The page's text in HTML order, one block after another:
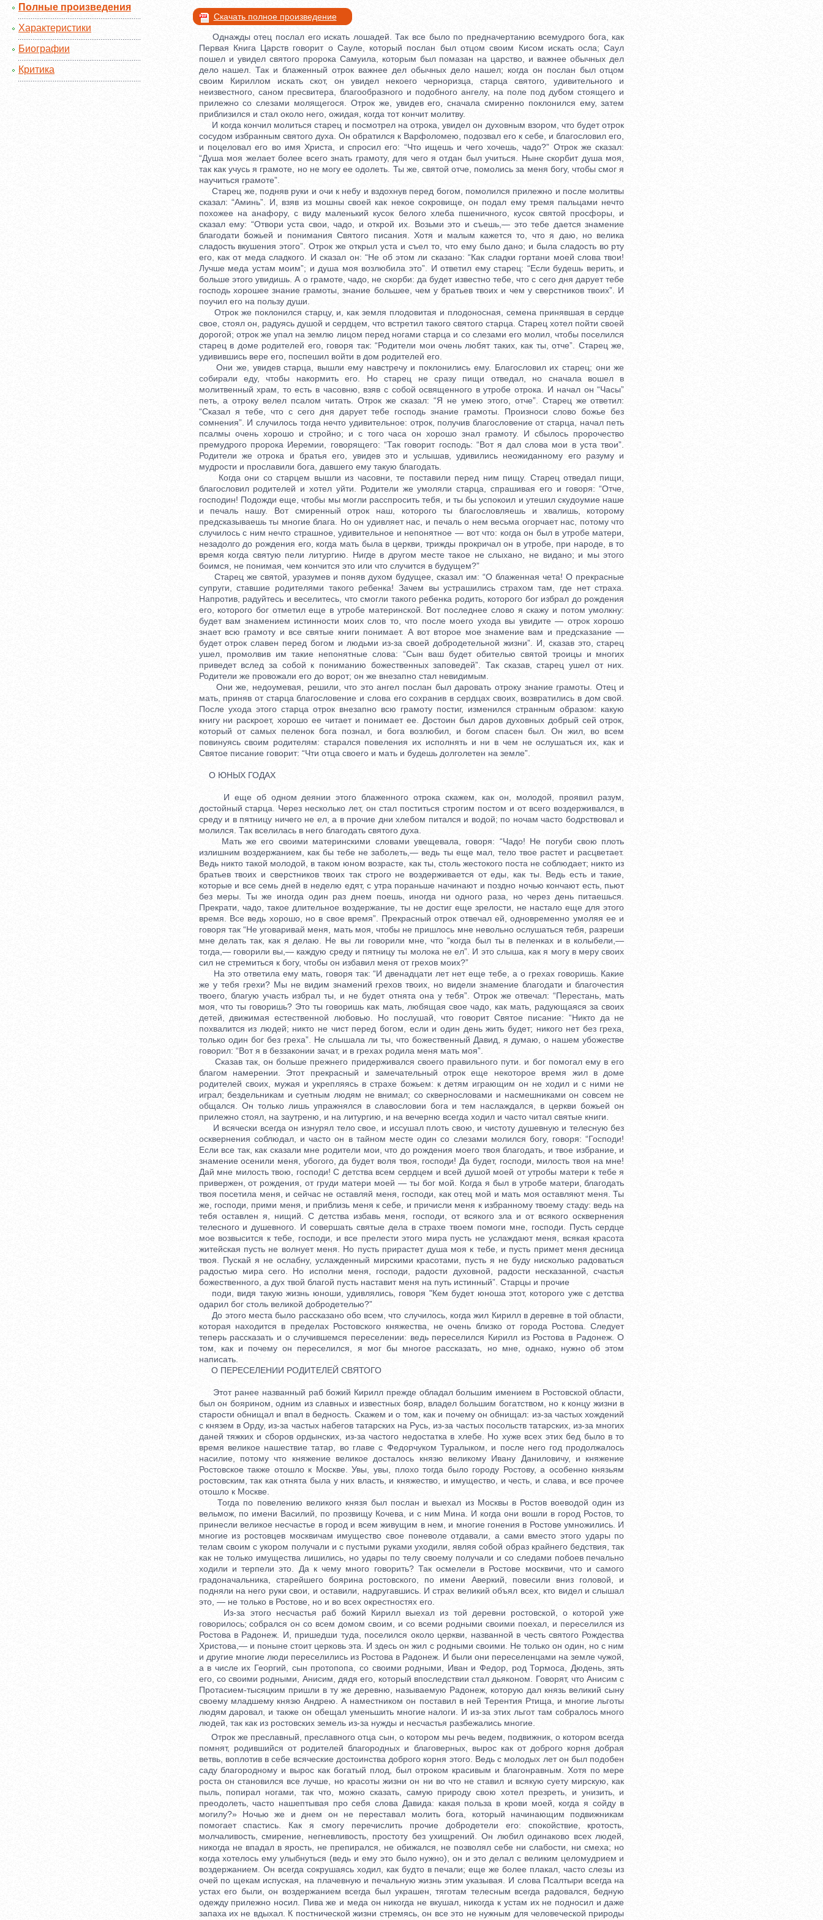
Полные произведения
Характеристики
Биографии
Критика
Скачать полное произведение
Однажды отец послал его искать лошадей. Так все было по предначертанию всемудрого бога, как
Первая Книга Царств говорит о Сауле, который послан был отцом своим Кисом искать осла; Саул
пошел и увидел святого пророка Самуила, которым был помазан на царство, и важнее обычных дел
дело нашел. Так и блаженный отрок важнее дел обычных дело нашел; когда он послан был отцом
своим Кириллом искать скот, он увидел некоего черноризца, старца святого, удивительного и
неизвестного, саном пресвитера, благообразного и подобного ангелу, на поле под дубом стоящего и
прилежно со слезами молящегося. Отрок же, увидев его, сначала смиренно поклонился ему, затем
приблизился и стал около него, ожидая, когда тот кончит молитву.
И когда кончил молиться старец и посмотрел на отрока, увидел он духовным взором, что будет отрок
сосудом избранным святого духа. Он обратился к Варфоломею, подозвал его к себе, и благословил его,
и поцеловал его во имя Христа, и спросил его: “Что ищешь и чего хочешь, чадо?” Отрок же сказал:
“Душа моя желает более всего знать грамоту, для чего я отдан был учиться. Ныне скорбит душа моя,
так как учусь я грамоте, но не могу ее одолеть. Ты же, святой отче, помолись за меня богу, чтобы смог я
научиться грамоте”.
Старец же, подняв руки и очи к небу и вздохнув перед богом, помолился прилежно и после молитвы
сказал: “Аминь”. И, взяв из мошны своей как некое сокровище, он подал ему тремя пальцами нечто
похожее на анафору, с виду маленький кусок белого хлеба пшеничного, кусок святой просфоры, и
сказал ему: “Отвори уста свои, чадо, и открой их. Возьми это и съешь,— это тебе дается знамение
благодати божьей и понимания Святого писания. Хотя и малым кажется то, что я даю, но велика
сладость вкушения этого”. Отрок же открыл уста и съел то, что ему было дано; и была сладость во рту
его, как от меда сладкого. И сказал он: “Не об этом ли сказано: “Как сладки гортани моей слова твои!
Лучше меда устам моим”; и душа моя возлюбила это”. И ответил ему старец: “Если будешь верить, и
больше этого увидишь. А о грамоте, чадо, не скорби: да будет известно тебе, что с сего дня дарует тебе
господь хорошее знание грамоты, знание большее, чем у братьев твоих и чем у сверстников твоих”. И
поучил его на пользу души.
Отрок же поклонился старцу, и, как земля плодовитая и плодоносная, семена принявшая в сердце
свое, стоял он, радуясь душой и сердцем, что встретил такого святого старца. Старец хотел пойти своей
дорогой; отрок же упал на землю лицом перед ногами старца и со слезами его молил, чтобы поселился
старец в доме родителей его, говоря так: “Родители мои очень любят таких, как ты, отче”. Старец же,
удивившись вере его, поспешил войти в дом родителей его.
Они же, увидев старца, вышли ему навстречу и поклонились ему. Благословил их старец; они же
собирали еду, чтобы накормить его. Но старец не сразу пищи отведал, но сначала вошел в
молитвенный храм, то есть в часовню, взяв с собой освященного в утробе отрока. И начал он “Часы”
петь, а отроку велел псалом читать. Отрок же сказал: “Я не умею этого, отче”. Старец же ответил:
“Сказал я тебе, что с сего дня дарует тебе господь знание грамоты. Произноси слово божье без
сомнения”. И случилось тогда нечто удивительное: отрок, получив благословение от старца, начал петь
псалмы очень хорошо и стройно; и с того часа он хорошо знал грамоту. И сбылось пророчество
премудрого пророка Иеремии, говорящего: “Так говорит господь: “Вот я дал слова мои в уста твои”.
Родители же отрока и братья его, увидев это и услышав, удивились неожиданному его разуму и
мудрости и прославили бога, давшего ему такую благодать.
Когда они со старцем вышли из часовни, те поставили перед ним пищу. Старец отведал пищи,
благословил родителей и хотел уйти. Родители же умоляли старца, спрашивая его и говоря: “Отче,
господин! Подожди еще, чтобы мы могли расспросить тебя, и ты бы успокоил и утешил скудоумие наше
и печаль нашу. Вот смиренный отрок наш, которого ты благословляешь и хвалишь, которому
предсказываешь ты многие блага. Но он удивляет нас, и печаль о нем весьма огорчает нас, потому что
случилось с ним нечто страшное, удивительное и непонятное — вот что: когда он был в утробе матери,
незадолго до рождения его, когда мать была в церкви, трижды прокричал он в утробе, при народе, в то
время когда святую пели литургию. Нигде в другом месте такое не слыхано, не видано; и мы этого
боимся, не понимая, чем кончится это или что случится в будущем?”
Старец же святой, уразумев и поняв духом будущее, сказал им: “О блаженная чета! О прекрасные
супруги, ставшие родителями такого ребенка! Зачем вы устрашились страхом там, где нет страха.
Напротив, радуйтесь и веселитесь, что смогли такого ребенка родить, которого бог избрал до рождения
его, которого бог отметил еще в утробе материнской. Вот последнее слово я скажу и потом умолкну:
будет вам знамением истинности моих слов то, что после моего ухода вы увидите — отрок хорошо
знает всю грамоту и все святые книги понимает. А вот второе мое знамение вам и предсказание —
будет отрок славен перед богом и людьми из-за своей добродетельной жизни”. И, сказав это, старец
ушел, промолвив им такие непонятные слова: “Сын ваш будет обителью святой троицы и многих
приведет вслед за собой к пониманию божественных заповедей”. Так сказав, старец ушел от них.
Родители же провожали его до ворот; он же внезапно стал невидимым.
Они же, недоумевая, решили, что это ангел послан был даровать отроку знание грамоты. Отец и
мать, приняв от старца благословение и слова его сохранив в сердцах своих, возвратились в дом свой.
После ухода этого старца отрок внезапно всю грамоту постиг, изменился странным образом: какую
книгу ни раскроет, хорошо ее читает и понимает ее. Достоин был даров духовных добрый сей отрок,
который от самых пеленок бога познал, и бога возлюбил, и богом спасен был. Он жил, во всем
повинуясь своим родителям: старался повеления их исполнять и ни в чем не ослушаться их, как и
Святое писание говорит: “Чти отца своего и мать и будешь долголетен на земле”.
О ЮНЫХ ГОДАХ
И еще об одном деянии этого блаженного отрока скажем, как он, молодой, проявил разум,
достойный старца. Через несколько лет, он стал поститься строгим постом и от всего воздерживался, в
среду и в пятницу ничего не ел, а в прочие дни хлебом питался и водой; по ночам часто бодрствовал и
молился. Так вселилась в него благодать святого духа.
Мать же его своими материнскими словами увещевала, говоря: “Чадо! Не погуби свою плоть
излишним воздержанием, как бы тебе не заболеть,— ведь ты еще мал, тело твое растет и расцветает.
Ведь никто такой молодой, в таком юном возрасте, как ты, столь жестокого поста не соблюдает; никто из
братьев твоих и сверстников твоих так строго не воздерживается от еды, как ты. Ведь есть и такие,
которые и все семь дней в неделю едят, с утра пораньше начинают и поздно ночью кончают есть, пьют
без меры. Ты же иногда один раз днем поешь, иногда ни одного раза, но через день питаешься.
Прекрати, чадо, такое длительное воздержание, ты не достиг еще зрелости, не настало еще для этого
время. Все ведь хорошо, но в свое время”. Прекрасный отрок отвечал ей, одновременно умоляя ее и
говоря так “Не уговаривай меня, мать моя, чтобы не пришлось мне невольно ослушаться тебя, разреши
мне делать так, как я делаю. Не вы ли говорили мне, что “когда был ты в пеленках и в колыбели,—
тогда,— говорили вы,— каждую среду и пятницу ты молока не ел”. И это слыша, как я могу в меру своих
сил не стремиться к богу, чтобы он избавил меня от грехов моих?”
На это ответила ему мать, говоря так: “И двенадцати лет нет еще тебе, а о грехах говоришь. Какие
же у тебя грехи? Мы не видим знамений грехов твоих, но видели знамение благодати и благочестия
твоего, благую участь избрал ты, и не будет отнята она у тебя”. Отрок же отвечал: “Перестань, мать
моя, что ты говоришь? Это ты говоришь как мать, любящая свое чадо, как мать, радующаяся за своих
детей, движимая естественной любовью. Но послушай, что говорит Святое писание: “Никто да не
похвалится из людей; никто не чист перед богом, если и один день жить будет; никого нет без греха,
только один бог без греха”. Не слышала ли ты, что божественный Давид, я думаю, о нашем убожестве
говорил: “Вот я в беззаконии зачат, и в грехах родила меня мать моя”.
Сказав так, он больше прежнего придерживался своего правильного пути. и бог помогал ему в его
благом намерении. Этот прекрасный и замечательный отрок еще некоторое время жил в доме
родителей своих, мужая и укрепляясь в страхе божьем: к детям играющим он не ходил и с ними не
играл; бездельникам и суетным людям не внимал; со сквернословами и насмешниками он совсем не
общался. Он только лишь упражнялся в славословии бога и тем наслаждался, в церкви божьей он
прилежно стоял, на заутреню, и на литургию, и на вечерню всегда ходил и часто читал святые книги.
И всячески всегда он изнурял тело свое, и иссушал плоть свою, и чистоту душевную и телесную без
осквернения соблюдал, и часто он в тайном месте один со слезами молился богу, говоря: “Господи!
Если все так, как сказали мне родители мои, что до рождения моего твоя благодать, и твое избрание, и
знамение осенили меня, убогого, да будет воля твоя, господи! Да будет, господи, милость твоя на мне!
Дай мне милость твою, господи! С детства всем сердцем и всей душой моей от утробы матери к тебе я
привержен, от рождения, от груди матери моей — ты бог мой. Когда я был в утробе матери, благодать
твоя посетила меня, и сейчас не оставляй меня, господи, как отец мой и мать моя оставляют меня. Ты
же, господи, прими меня, и приблизь меня к себе, и причисли меня к избранному твоему стаду: ведь на
тебя оставлен я, нищий. С детства избавь меня, господи, от всякого зла и от всякого осквернения
телесного и душевного. И совершать святые дела в страхе твоем помоги мне, господи. Пусть сердце
мое возвысится к тебе, господи, и все прелести этого мира пусть не услаждают меня, всякая красота
житейская пусть не волнует меня. Но пусть прирастет душа моя к тебе, и пусть примет меня десница
твоя. Пускай я не ослабну, услажденный мирскими красотами, пусть я не буду нисколько радоваться
радостью мира сего. Но исполни меня, господи, радости духовной, радости несказанной, счастья
божественного, а дух твой благой пусть наставит меня на путь истинный”. Старцы и прочие
поди, видя такую жизнь юноши, удивлялись, говоря "Кем будет юноша этот, которого уже с детства
одарил бог столь великой добродетелью?”
До этого места было рассказано обо всем, что случилось, когда жил Кирилл в деревне в той области,
которая находится в пределах Ростовского княжества, не очень близко от города Ростова. Следует
теперь рассказать и о случившемся переселении: ведь переселился Кирилл из Ростова в Радонеж. О
том, как и почему он переселился, я мог бы многое рассказать, но мне, однако, нужно об этом
написать.
О ПЕРЕСЕЛЕНИИ РОДИТЕЛЕЙ СВЯТОГО
Этот ранее названный раб божий Кирилл прежде обладал большим имением в Ростовской области,
был он боярином, одним из славных и известных бояр, владел большим богатством, но к концу жизни в
старости обнищал и впал в бедность. Скажем и о том, как и почему он обнищал: из-за частых хождений
с князем в Орду, из-за частых набегов татарских на Русь, из-за частых посольств татарских, из-за многих
даней тяжких и сборов ордынских, из-за частого недостатка в хлебе. Но хуже всех этих бед было в то
время великое нашествие татар, во главе с Федорчуком Туралыком, и после него год продолжалось
насилие, потому что княжение великое досталось князю великому Ивану Даниловичу, и княжение
Ростовское также отошло к Москве. Увы, увы, плохо тогда было городу Ростову, а особенно князьям
ростовским, так как отнята была у них власть, и княжество, и имущество, и честь, и слава, и все прочее
отошло к Москве.
Тогда по повелению великого князя был послан и выехал из Москвы в Ростов воеводой один из
вельмож, по имени Василий, по прозвищу Кочева, и с ним Мина. И когда они вошли в город Ростов, то
принесли великое несчастье в город и всем живущим в нем, и многие гонения в Ростове умножились. И
многие из ростовцев москвичам имущество свое поневоле отдавали, а сами вместо этого удары по
телам своим с укором получали и с пустыми руками уходили, являя собой образ крайнего бедствия, так
как не только имущества лишились, но удары по телу своему получали и со следами побоев печально
ходили и терпели это. Да к чему много говорить? Так осмелели в Ростове москвичи, что и самого
градоначальника, старейшего боярина ростовского, по имени Аверкий, повесили вниз головой, и
подняли на него руки свои, и оставили, надругавшись. И страх великий объял всех, кто видел и слышал
это, — не только в Ростове, но и во всех окрестностях его.
Из-за этого несчастья раб божий Кирилл выехал из той деревни ростовской, о которой уже
говорилось; собрался он со всем домом своим, и со всеми родными своими поехал, и переселился из
Ростова в Радонеж. И, пришедши туда, поселился около церкви, названной в честь святого Рождества
Христова,— и поныне стоит церковь эта. И здесь он жил с родными своими. Не только он один, но с ним
и другие многие люди переселились из Ростова в Радонеж. И были они переселенцами на земле чужой,
а в числе их Георгий, сын протопопа, со своими родными, Иван и Федор, род Тормоса, Дюдень, зять
его, со своими родными, Анисим, дядя его, который впоследствии стал дьяконом. Говорят, что Анисим с
Протасием-тысяцким пришли в ту же деревню, называемую Радонеж, которую дал князь великий сыну
своему младшему князю Андрею. А наместником он поставил в ней Терентия Ртища, и многие льготы
людям даровал, и также он обещал уменьшить многие налоги. И из-за этих льгот там собралось много
людей, так как из ростовских земель из-за нужды и несчастья разбежались многие.
Отрок же преславный, преславного отца сын, о котором мы речь ведем, подвижник, о котором всегда
помнят, родившийся от родителей благородных и благоверных, вырос как от доброго корня добрая
ветвь, воплотив в себе всяческие достоинства доброго корня этого. Ведь с молодых лет он был подобен
саду благородному и вырос как богатый плод, был отроком красивым и благонравным. Хотя по мере
роста он становился все лучше, но красоты жизни он ни во что не ставил и всякую суету мирскую, как
пыль, попирал ногами, так что, можно сказать, самую природу свою хотел презреть, и унизить, и
преодолеть, часто нашептывая про себя слова Давида: какая польза в крови моей, когда я сойду в
могилу?» Ночью же и днем он не переставал молить бога, который начинающим подвижникам
помогает спастись. Как я смогу перечислить прочие добродетели его: спокойствие, кротость,
молчаливость, смирение, негневливость, простоту без ухищрений. Он любил одинаково всех людей,
никогда не впадал в ярость, не препирался, не обижался, не позволял себе ни слабости, ни смеха; но
когда хотелось ему улыбнуться (ведь и ему это было нужно), он и это делал с великим целомудрием и
воздержанием. Он всегда сокрушаясь ходил, как будто в печали; еще же более плакал, часто слезы из
очей по щекам испуская, на плачевную и печальную жизнь этим указывая. И слова Псалтыри всегда на
устах его были, он воздержанием всегда был украшен, тяготам телесным всегда радовался, бедную
одежду прилежно носил. Пива же и меда он никогда не вкушал, никогда к устам их не подносил и даже
запаха их не вдыхал. К постнической жизни стремясь, он все это не нужным для человеческой природы